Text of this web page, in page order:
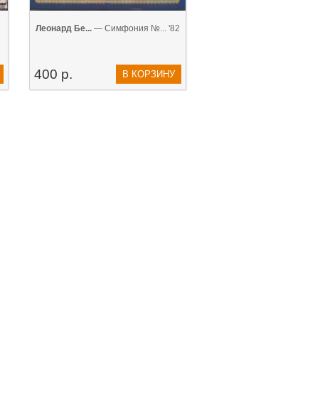
Леонард Бе... — Симфония №... '82
400 р. В КОРЗИНУ